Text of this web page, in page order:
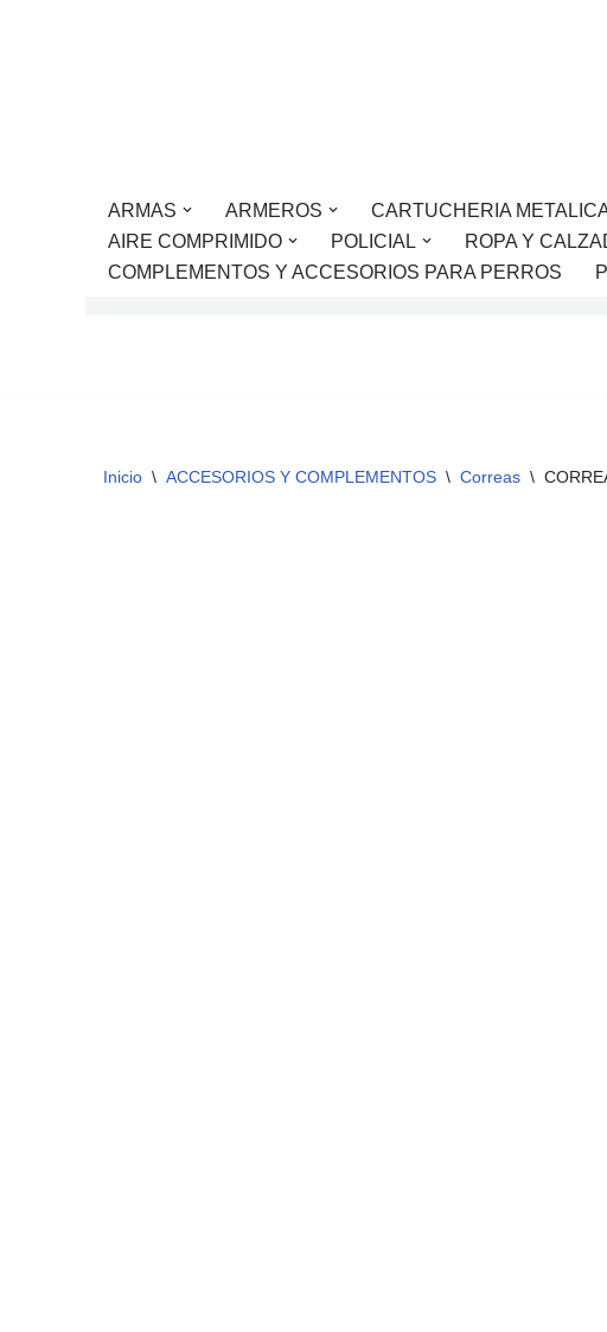
ARMAS ARMEROS CARTUCHERIA
AIRE COMPRIMIDO
POLICIAL ROPA Y
COMPLEMENTOS Y ACCESORIOS PARA PERROS
Inicio \ ACCESORIOS Y COMPLEMENTOS \ Correas \